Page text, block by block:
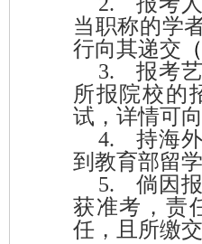
当职称的学
行向其递交 （
3.
报考
所报院校的
试，详情可
4.
持海
到教育部留
5.
倘因
获准考，责
任，且所缴